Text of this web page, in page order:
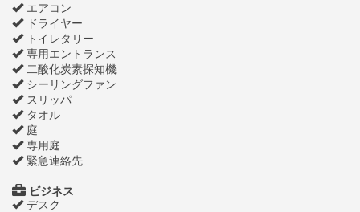
エアコン
ドライヤー
トイレタリー
専用エントランス
二酸化炭素探知機
シーリングファン
スリッパ
タオル
庭
専用庭
緊急連絡先
ビジネス
デスク